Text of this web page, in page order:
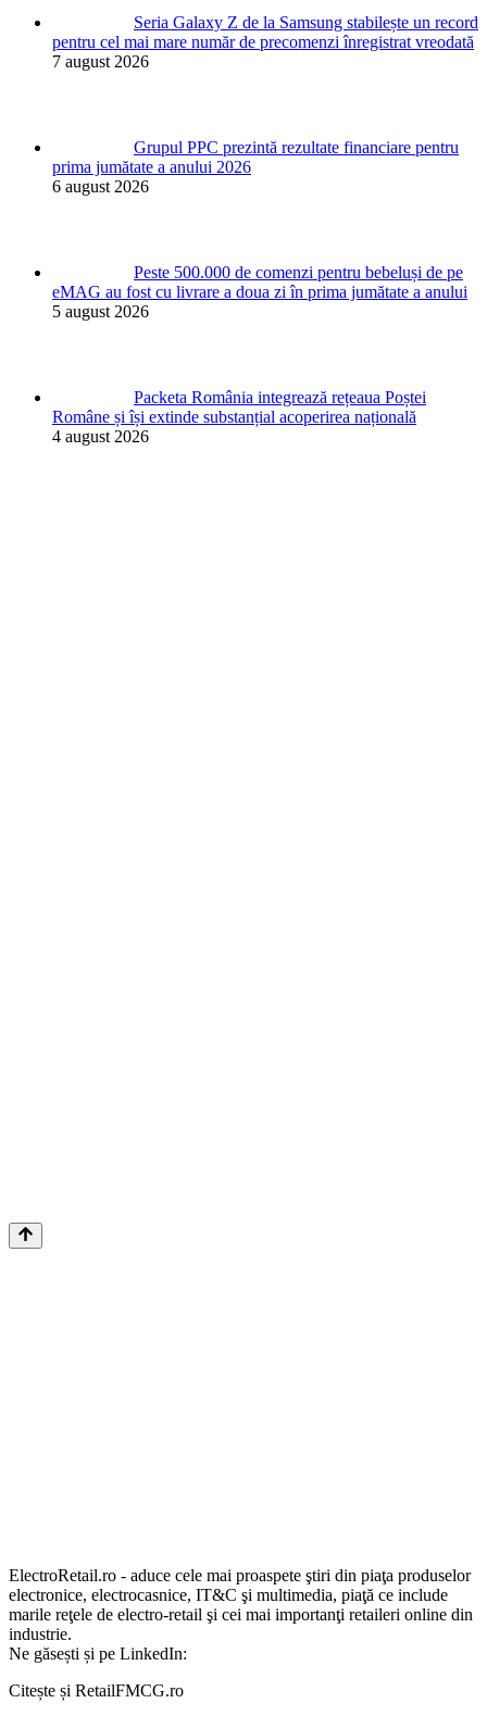
Seria Galaxy Z de la Samsung stabilește un record
pentru cel mai mare număr de precomenzi înregistrat vreodată
7 august 2026
Grupul PPC prezintă rezultate financiare pentru
prima jumătate a anului 2026
6 august 2026
Peste 500.000 de comenzi pentru bebeluși de pe
eMAG au fost cu livrare a doua zi în prima jumătate a anului
5 august 2026
Packeta România integrează rețeaua Poștei
Române și își extinde substanțial acoperirea națională
4 august 2026
ElectroRetail.ro - aduce cele mai proaspete ştiri din piaţa produselor
electronice, electrocasnice, IT&C şi multimedia, piaţă ce include
marile reţele de electro-retail şi cei mai importanţi retaileri online din
industrie.
Ne găsești și pe LinkedIn:
Citește și RetailFMCG.ro